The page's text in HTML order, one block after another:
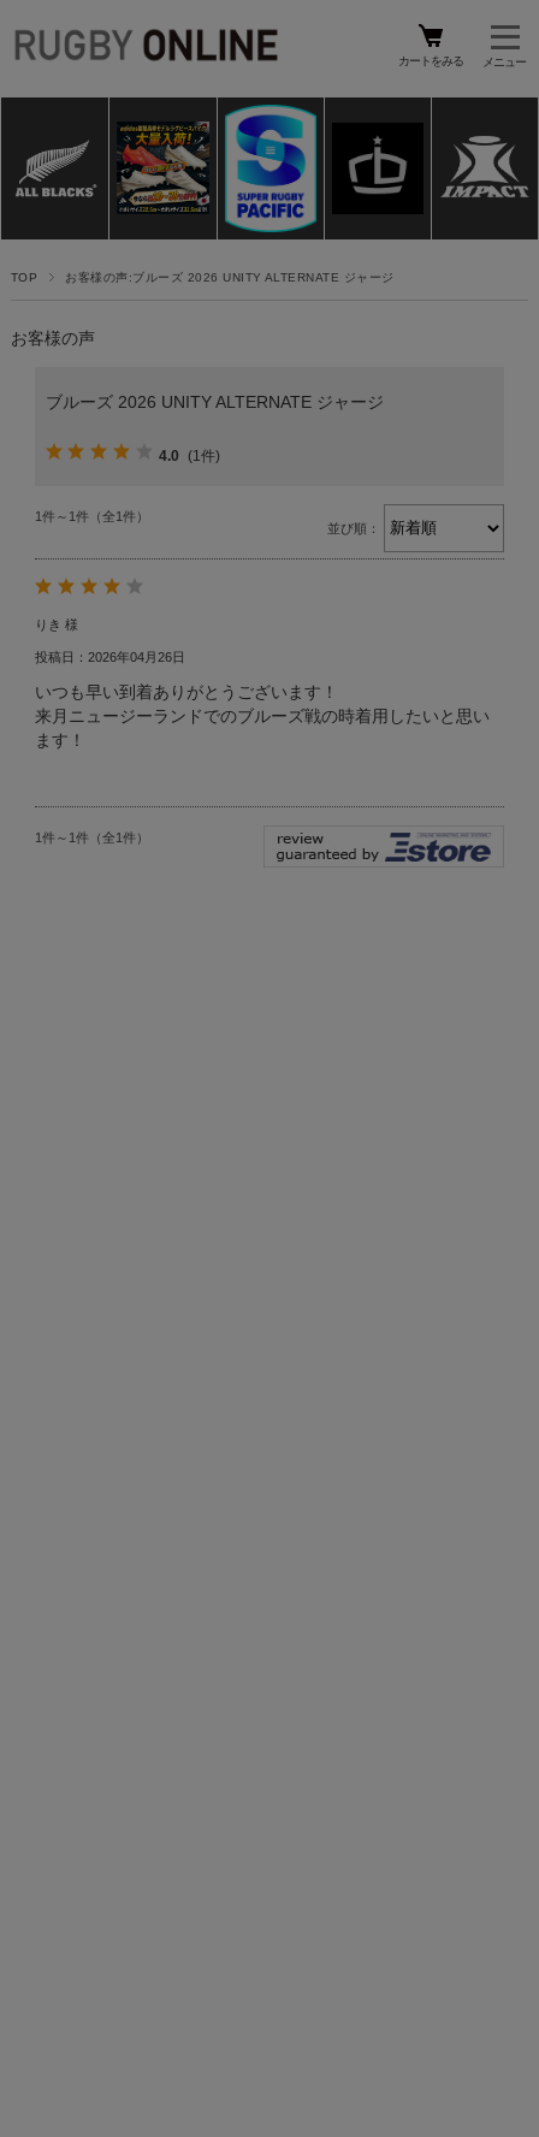
カートをみる
TOP お客様の声:ブルーズ 2026 UNITY ALTERNATE ジャージ
お客様の声
ブルーズ 2026 UNITY ALTERNATE ジャージ
4.0 (1件)
1件～1件（全1件）
並び順：
りき 様
投稿日：2026年04月26日
いつも早い到着ありがとうございます！
来月ニュージーランドでのブルーズ戦の時着用したいと思い
ます！
1件～1件（全1件）